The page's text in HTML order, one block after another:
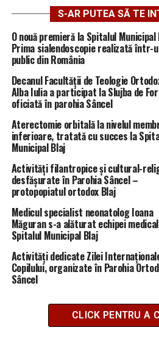
S-AR PUTEA SĂ TE
O nouă premieră la Spitalul Municipal
Prima sialendoscopie realizată într-
public din România
Decanul Facultății de Teologie
Alba Iulia a participat la Slujba de
oficiată în parohia Sâncel
Aterectomie orbitală la nivelul
inferioare, tratată cu succes la
Municipal Blaj
Activități filantropice și cultural-
desfășurate în Parohia Sâncel –
protopopiatul ortodox Blaj
Medicul specialist neonatolog Ioana
Măguran s-a alăturat echipei
Spitalul Municipal Blaj
Activități dedicate Zilei
Copilului, organizate în Parohia
Sâncel
CLICK PENTRU A